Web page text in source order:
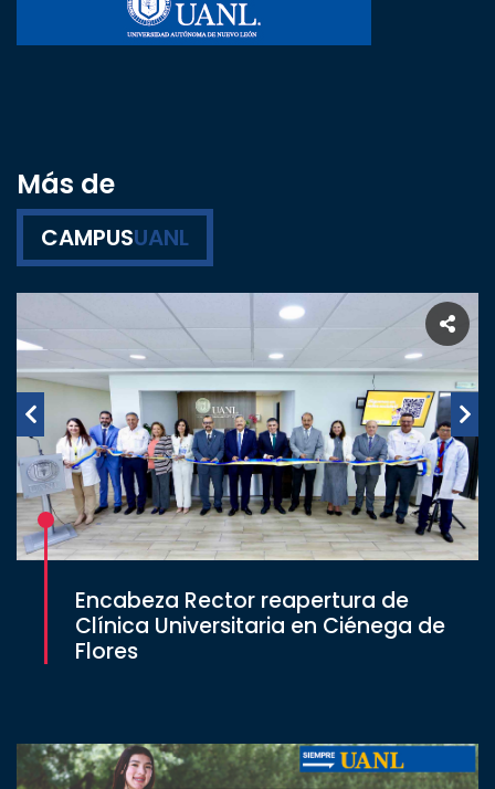
Más de
CAMPUSUANL
Encabeza Rector reapertura de
Clínica Universitaria en Ciénega de
Flores